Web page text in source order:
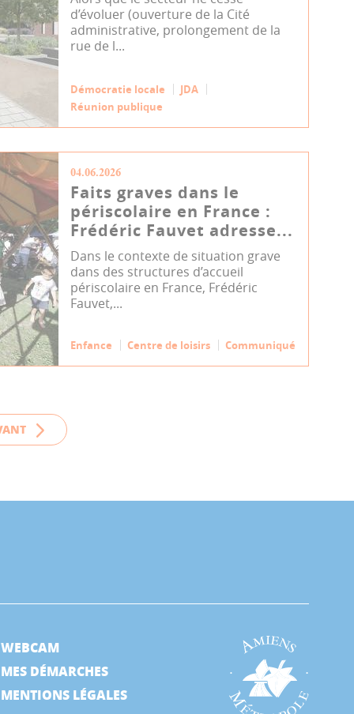
d’évoluer (ouverture de la Cité
administrative, prolongement de la
rue de l...
Démocratie locale
JDA
Réunion publique
04.06.2026
Faits graves dans le
périscolaire en France :
Frédéric Fauvet adresse...
Dans le contexte de situation grave
dans des structures d’accueil
périscolaire en France, Frédéric
Fauvet,...
Enfance Centre de loisirs Communiqué
WEBCAM
MES DÉMARCHES
MENTIONS LÉGALES